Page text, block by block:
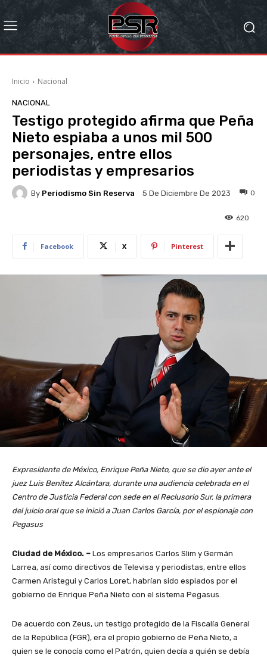
Inicio Nacional
NACIONAL
Testigo protegido afirma que Peña
Nieto espiaba a unos mil 500
personajes, entre ellos
periodistas y empresarios
By Periodismo Sin Reserva 5 De Diciembre De 2023 0
620
Facebook X Pinterest
Expresidente de México, Enrique Peña Nieto, que se dio ayer ante el
juez Luis Benítez Alcántara, durante una audiencia celebrada en el
Centro de Justicia Federal con sede en el Reclusorio Sur, la primera
del juicio oral que se inició a Juan Carlos García, por el espionaje con
Pegasus
Ciudad de México. – Los empresarios Carlos Slim y Germán
Larrea, así como directivos de Televisa y periodistas, entre ellos
Carmen Aristegui y Carlos Loret, habrían sido espiados por el
gobierno de Enrique Peña Nieto con el sistema Pegasus.
De acuerdo con Zeus, un testigo protegido de la Fiscalía General
de la República (FGR), era el propio gobierno de Peña Nieto, a
quien se le conocía como el Patrón, quien decía a quién se debía